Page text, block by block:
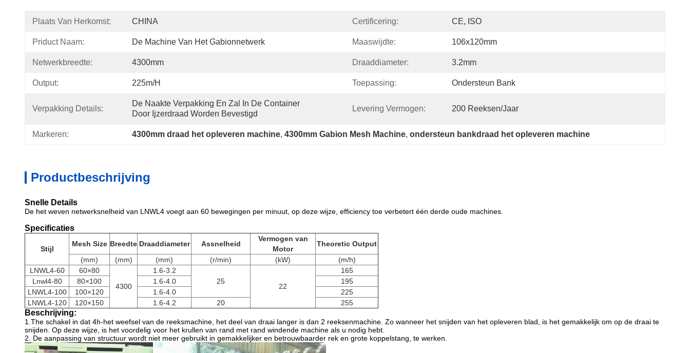
Plaats Van Herkomst: CHINA Certificering: CE, ISO
Priduct Naam: De Machine Van Het Gabionnetwerk Maaswijdte: 106x120mm
Netwerkbreedte: 4300mm Draaddiameter: 3.2mm
Output: 225m/h Toepassing: Ondersteun Bank
Verpakking Details:
De Naakte Verpakking En Zal In De Container
Door Ijzerdraad Worden Bevestigd
Levering Vermogen: 200 Reeksen/jaar
Markeren: 4300mm draad het opleveren machine, 4300mm Gabion Mesh Machine, ondersteun bankdraad het opleveren machine
Productbeschrijving
Snelle Details
De het weven netwerksnelheid van LNWL4 voegt aan 60 bewegingen per minuut, op deze wijze, efficiency toe verbetert één derde oude machines.
Specificaties
Stijl
Mesh Size Breedte Draaddiameter Assnelheid
Vermogen van
Motor
Theoretic Output
(mm)
(mm) (mm) (r/min) (kW)
(m/h)
LNWL4-60
60×80
4300
1.6-3.2
25
22
165
Lnwl4-80
80×100 1.6-4.0
195
LNWL4-100
100×120 1.6-4.0
225
LNWL4-120
120×150 1.6-4.2 20 255
Beschrijving:
1.The schakel in dat 4h-het weefsel van de reeksmachine, het deel van draai langer is dan 2 reeksenmachine. Zo wanneer het snijden van het opleveren blad, is het gemakkelijk om op de draai te
snijden. Op deze wijze, is het voordelig voor het krullen van rand met rand windende machine als u nodig hebt.
2. De aanpassing van structuur wordt niet meer gebruikt in gemakkelijker en betrouwbaarder rek en grote koppelstang, te werken.